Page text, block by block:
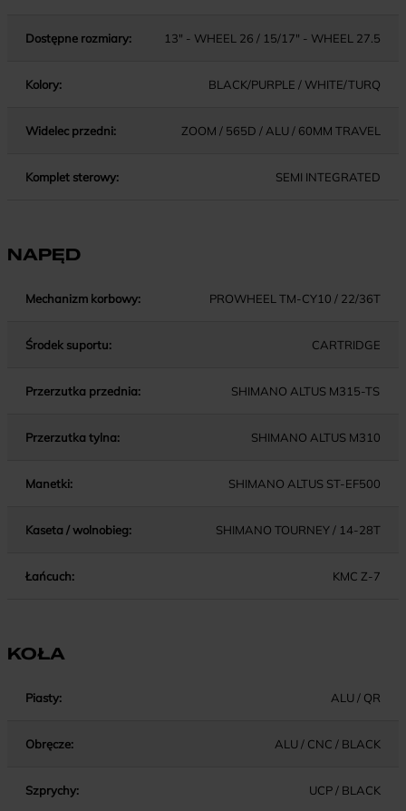
Dostępne rozmiary: 13" - WHEEL 26 / 15/17" - WHEEL 27.5
Kolory: BLACK/PURPLE / WHITE/TURQ
Widelec przedni: ZOOM / 565D / ALU / 60MM TRAVEL
Komplet sterowy: SEMI INTEGRATED
NAPĘD
Mechanizm korbowy: PROWHEEL TM-CY10 / 22/36T
Środek suportu: CARTRIDGE
Przerzutka przednia: SHIMANO ALTUS M315-TS
Przerzutka tylna: SHIMANO ALTUS M310
Manetki: SHIMANO ALTUS ST-EF500
Kaseta / wolnobieg: SHIMANO TOURNEY / 14-28T
Łańcuch: KMC Z-7
KOŁA
Piasty: ALU / QR
Obręcze: ALU / CNC / BLACK
Szprychy: UCP / BLACK